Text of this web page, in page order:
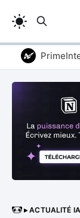
▸ ACTUALITÉ IA